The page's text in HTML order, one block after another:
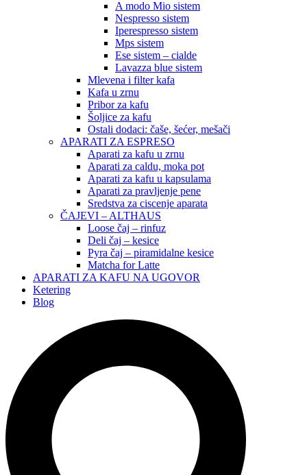
A modo Mio sistem
Nespresso sistem
Iperespresso sistem
Mps sistem
Ese sistem – cialde
Lavazza blue sistem
Mlevena i filter kafa
Kafa u zrnu
Pribor za kafu
Šoljice za kafu
Ostali dodaci: čaše, šećer, mešači
APARATI ZA ESPRESO
Aparati za kafu u zrnu
Aparati za caldu, moka pot
Aparati za kafu u kapsulama
Aparati za pravljenje pene
Sredstva za ciscenje aparata
ČAJEVI – ALTHAUS
Loose čaj – rinfuz
Deli čaj – kesice
Pyra čaj – piramidalne kesice
Matcha for Latte
APARATI ZA KAFU NA UGOVOR
Ketering
Blog